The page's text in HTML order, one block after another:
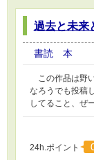
過去と未来
書読 本
この作品は野
なろうでも投稿
してること、ぜ
24h.ポイント